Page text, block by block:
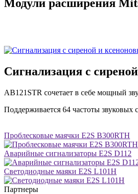
Модули расширения
Сигнализация с
AB121STR сочетает в себе мощный
Поддерживается 64 частоты звуковых
Проблесковые маячки E2S B300RTH
Аварийные сигнализаторы E2S D112
Светодиодные маяки E2S L101H
Партнеры